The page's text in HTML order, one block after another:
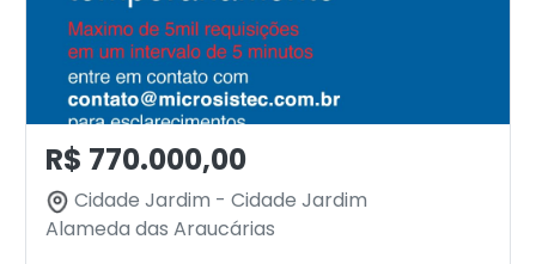
R$ 770.000,00
Cidade Jardim - Cidade Jardim
Alameda das Araucárias